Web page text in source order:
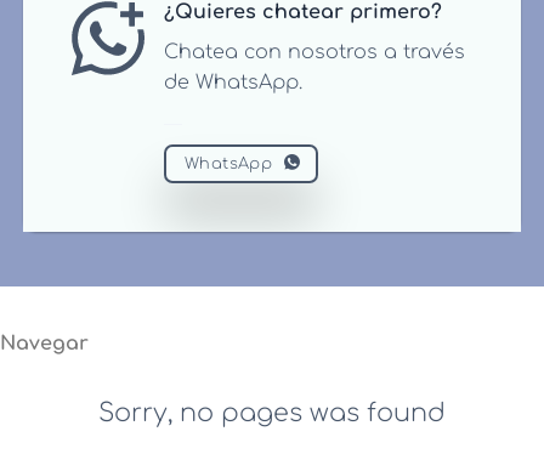
¿Quieres chatear primero?
Chatea con nosotros a través
de WhatsApp.
WhatsApp
Navegar
Sorry, no pages was found